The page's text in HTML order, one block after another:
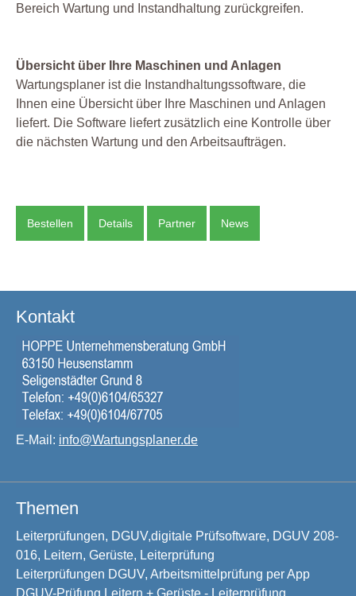
Bereich Wartung und Instandhaltung zurückgreifen.
Übersicht über Ihre Maschinen und Anlagen
Wartungsplaner ist die Instandhaltungssoftware, die
Ihnen eine Übersicht über Ihre Maschinen und Anlagen
liefert. Die Software liefert zusätzlich eine Kontrolle über
die nächsten Wartung und den Arbeitsaufträgen.
Bestellen Details Partner News
Kontakt
E-Mail: info@Wartungsplaner.de
Themen
Leiterprüfungen, DGUV,digitale Prüfsoftware, DGUV 208-
016, Leitern, Gerüste, Leiterprüfung
Leiterprüfungen DGUV, Arbeitsmittelprüfung per App
DGUV-Prüfung Leitern + Gerüste - Leiterprüfung